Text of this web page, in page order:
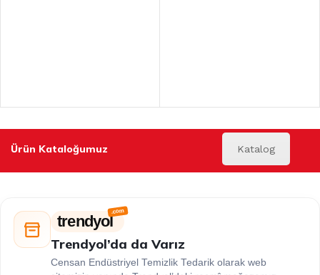
Ürün Kataloğumuz Katalog
trendyol
Trendyol’da da Varız
Censan Endüstriyel Temizlik Tedarik olarak web